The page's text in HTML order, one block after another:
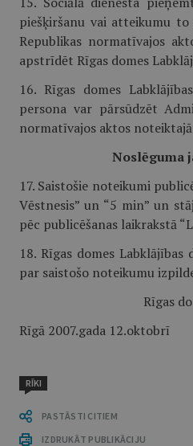
piešķiršanu vai atteikumu
Republikas normatīvajos
apstrīdēt Rīgas domes
16. Rīgas domes
persona var pārsūdzēt
normatīvajos aktos
Noslēguma
17. Saistošie noteikumi
Vēstnesis” un “5 min” un
pēc publicēšanas laikrakstā
18. Rīgas domes
par saistošo noteikumu
Rīgas
Rīgā 2007.gada 12.oktobrī
RĪKI
PASTĀSTI CITIEM
IZDRUKĀT PUBLIKĀCIJU